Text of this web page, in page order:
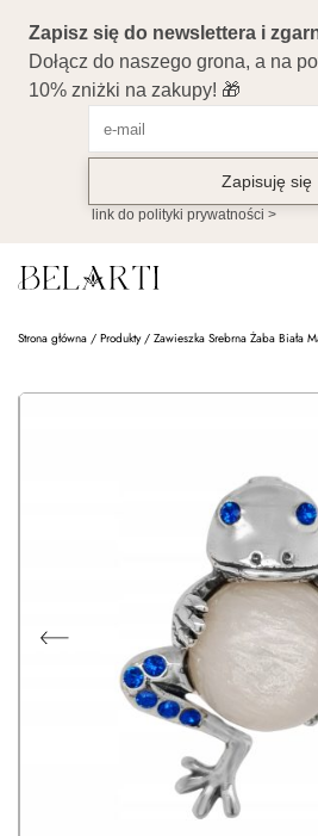
Strona główna / Produkty/ Zawieszka Srebrna Żaba Biała